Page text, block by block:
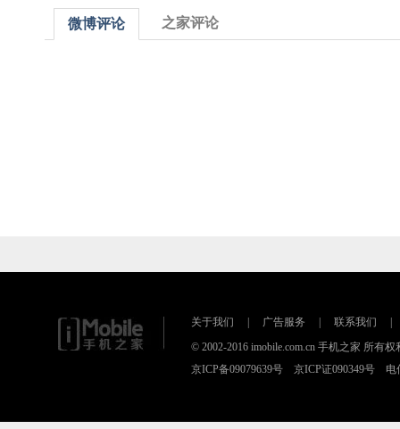
微博评论 之家评论
关于我们 广告服务 联系我们
© 2002-2016 imobile.com.cn 手机之家 所有
京ICP备09079639号 京ICP证090349号 电